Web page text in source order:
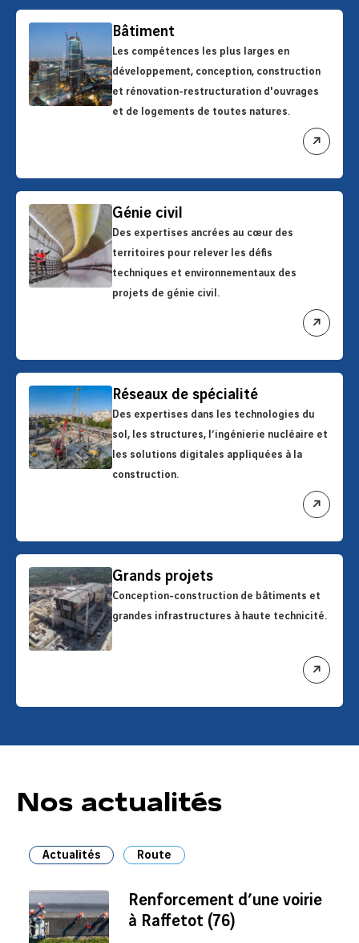
lien
Bâtiment
Les compétences les plus larges en
développement, conception, construction
et rénovation-restructuration d'ouvrages
et de logements de toutes natures.
ouvrir
lien
Génie civil
Des expertises ancrées au cœur des
territoires pour relever les défis
techniques et environnementaux des
projets de génie civil.
ouvrir
lien
Réseaux de spécialité
Des expertises dans les technologies du
sol, les structures, l’ingénierie nucléaire et
les solutions digitales appliquées à la
construction.
ouvrir
lien
Grands projets
Conception-construction de bâtiments et
grandes infrastructures à haute technicité.
ouvrir
Nos actualités
Actualités Route
Renforcement d’une voirie
à Raffetot (76)